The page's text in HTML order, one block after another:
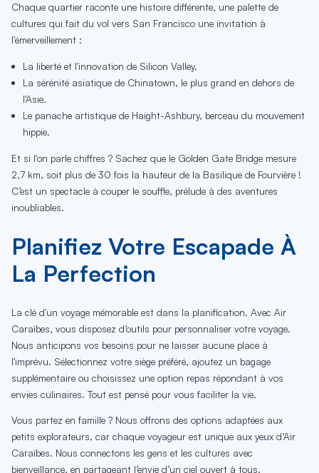
Chaque quartier raconte une histoire différente, une palette de
cultures qui fait du vol vers San Francisco une invitation à
l'émerveillement :
La liberté et l'innovation de Silicon Valley.
La sérénité asiatique de Chinatown, le plus grand en dehors de
l'Asie.
Le panache artistique de Haight-Ashbury, berceau du mouvement
hippie.
Et si l'on parle chiffres ? Sachez que le Golden Gate Bridge mesure
2,7 km, soit plus de 30 fois la hauteur de la Basilique de Fourvière !
C’est un spectacle à couper le souffle, prélude à des aventures
inoubliables.
Planifiez Votre Escapade À
La Perfection
La clé d'un voyage mémorable est dans la planification. Avec Air
Caraïbes, vous disposez d’outils pour personnaliser votre voyage.
Nous anticipons vos besoins pour ne laisser aucune place à
l'imprévu. Sélectionnez votre siège préféré, ajoutez un bagage
supplémentaire ou choisissez une option repas répondant à vos
envies culinaires. Tout est pensé pour vous faciliter la vie.
Vous partez en famille ? Nous offrons des options adaptées aux
petits explorateurs, car chaque voyageur est unique aux yeux d’Air
Caraïbes. Nous connectons les gens et les cultures avec
bienveillance, en partageant l’envie d’un ciel ouvert à tous.